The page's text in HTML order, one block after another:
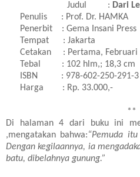
Judul : Dari
Penulis : Prof. Dr. HAMKA
Penerbit : Gema Insani Press
Tempat : Jakarta
Cetakan : Pertama, Februari
Tebal : 102 hlm,; 18,3 cm
ISBN : 978-602-250-291-3
Harga : Rp. 33.000,-
**
Di halaman 4 dari buku ini
,mengatakan bahwa:“Pemuda
Dengan kegilaannya, ia
batu, dibelahnya gunung.”